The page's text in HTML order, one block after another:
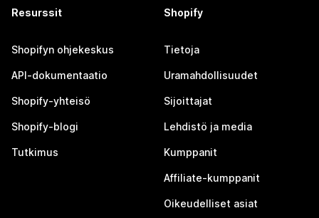
Resurssit
Shopifyn ohjekeskus
API-dokumentaatio
Shopify-yhteisö
Shopify-blogi
Tutkimus
Shopify
Tietoja
Uramahdollisuudet
Sijoittajat
Lehdistö ja media
Kumppanit
Affiliate-kumppanit
Oikeudelliset asiat